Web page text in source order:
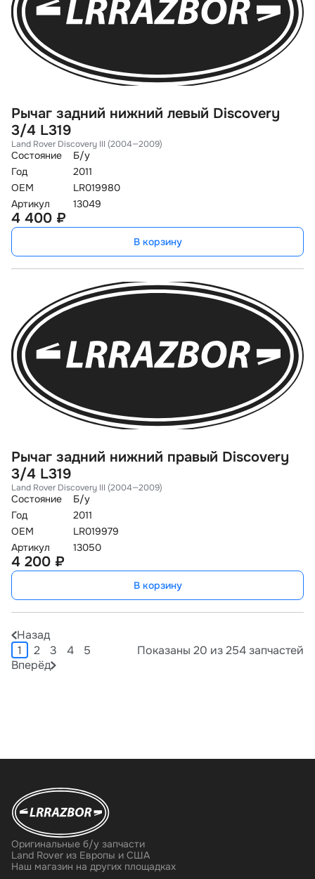
Рычаг задний нижний левый Discovery
3/4 L319
Land Rover Discovery III (2004—2009)
Состояние
Б/у
Год
2011
OEM
LR019980
Артикул
13049
4 400 ₽
В корзину
Рычаг задний нижний правый Discovery
3/4 L319
Land Rover Discovery III (2004—2009)
Состояние
Б/у
Год
2011
OEM
LR019979
Артикул
13050
4 200 ₽
В корзину
Назад
1
2 3 4
5
Вперёд
Показаны 20 из 254 запчастей
Оригинальные б/у запчасти
Land Rover из Европы и США
Наш магазин на других площадках